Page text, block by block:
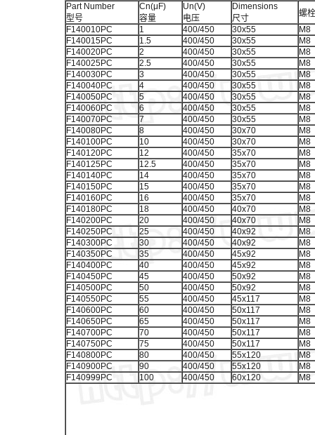
Part Number
型号
Cn(μF)
容量
Un(V)
电压
Dimensions
尺寸
螺栓
F140010PC
1 400/450 30x55
M8
F140015PC
1.5 400/450 30x55
M8
F140020PC
2 400/450 30x55
M8
F140025PC
2.5 400/450 30x55
M8
F140030PC
3 400/450 30x55
M8
F140040PC
4 400/450 30x55
M8
F140050PC
5 400/450 30x55
M8
F140060PC
6 400/450 30x55
M8
F140070PC
7 400/450 30x55
M8
F140080PC
8 400/450 30x70
M8
F140100PC
10 400/450 30x70
M8
F140120PC
12 400/450 35x70
M8
F140125PC
12.5 400/450 35x70
M8
F140140PC
14 400/450 35x70
M8
F140150PC
15 400/450 35x70
M8
F140160PC
16 400/450 35x70
M8
F140180PC
18 400/450 40x70
M8
F140200PC
20 400/450 40x70
M8
F140250PC
25 400/450 40x92
M8
F140300PC
30 400/450 40x92
M8
F140350PC
35 400/450 45x92
M8
F140400PC
40 400/450 45x92
M8
F140450PC
45 400/450 50x92
M8
F140500PC
50 400/450 50x92
M8
F140550PC
55 400/450 45x117
M8
F140600PC
60 400/450 50x117
M8
F140650PC
65 400/450 50x117
M8
F140700PC
70 400/450 50x117
M8
F140750PC
75 400/450 50x117
M8
F140800PC
80 400/450 55x120
M8
F140900PC
90 400/450 55x120
M8
F140999PC
100 400/450 60x120 M8